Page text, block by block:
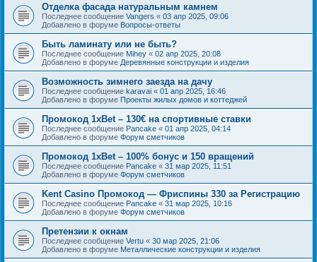
Отделка фасада натуральным камнем
Последнее сообщение Vangers « 03 апр 2025, 09:06
Добавлено в форуме Вопросы-ответы
Быть ламинату или не быть?
Последнее сообщение Mihey « 02 апр 2025, 20:08
Добавлено в форуме Деревянные конструкции и изделия
Возможность зимнего заезда на дачу
Последнее сообщение karavai « 01 апр 2025, 16:46
Добавлено в форуме Проекты жилых домов и коттеджей
Промокод 1xBet – 130€ на спортивные ставки
Последнее сообщение Pancake « 01 апр 2025, 04:14
Добавлено в форуме Форум сметчиков
Промокод 1xBet – 100% бонус и 150 вращений
Последнее сообщение Pancake « 31 мар 2025, 11:51
Добавлено в форуме Форум сметчиков
Kent Casino Промокод — Фриспины 330 за Регистрацию
Последнее сообщение Pancake « 31 мар 2025, 10:16
Добавлено в форуме Форум сметчиков
Претензии к окнам
Последнее сообщение Vertu « 30 мар 2025, 21:06
Добавлено в форуме Металлические конструкции и изделия